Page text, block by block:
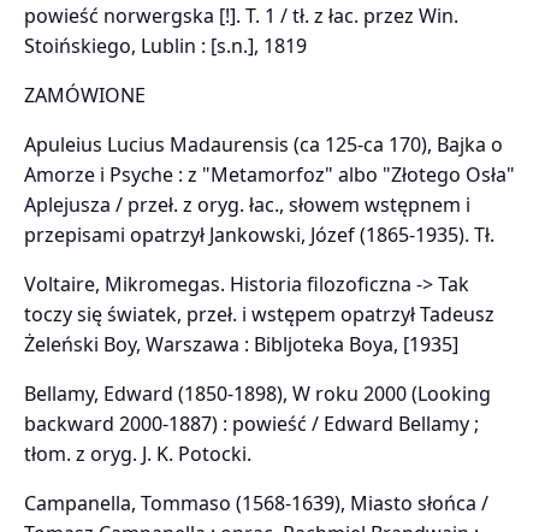
powieść norwergska [!]. T. 1 / tł. z łac. przez Win.
Stoińskiego, Lublin : [s.n.], 1819
ZAMÓWIONE
Apuleius Lucius Madaurensis (ca 125-ca 170), Bajka o
Amorze i Psyche : z "Metamorfoz" albo "Złotego Osła"
Aplejusza / przeł. z oryg. łac., słowem wstępnem i
przepisami opatrzył Jankowski, Józef (1865-1935). Tł.
Voltaire, Mikromegas. Historia filozoficzna -> Tak
toczy się światek, przeł. i wstępem opatrzył Tadeusz
Żeleński Boy, Warszawa : Bibljoteka Boya, [1935]
Bellamy, Edward (1850-1898), W roku 2000 (Looking
backward 2000-1887) : powieść / Edward Bellamy ;
tłom. z oryg. J. K. Potocki.
Campanella, Tommaso (1568-1639), Miasto słońca /